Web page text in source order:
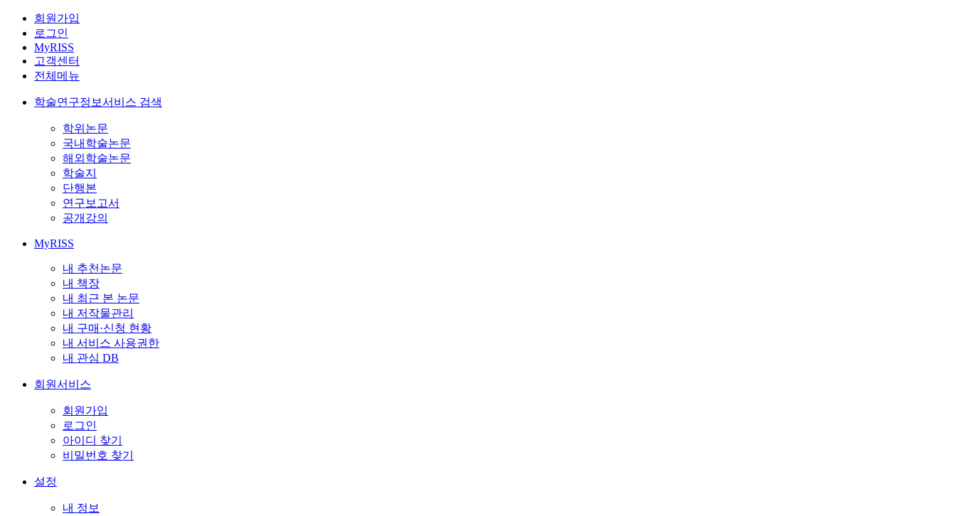
회원가입
로그인
MyRISS
고객센터
전체메뉴
학술연구정보서비스 검색
학위논문
국내학술논문
해외학술논문
학술지
단행본
연구보고서
공개강의
MyRISS
내 추천논문
내 책장
내 최근 본 논문
내 저작물관리
내 구매·신청 현황
내 서비스 사용권한
내 관심 DB
회원서비스
회원가입
로그인
아이디 찾기
비밀번호 찾기
설정
내 정보